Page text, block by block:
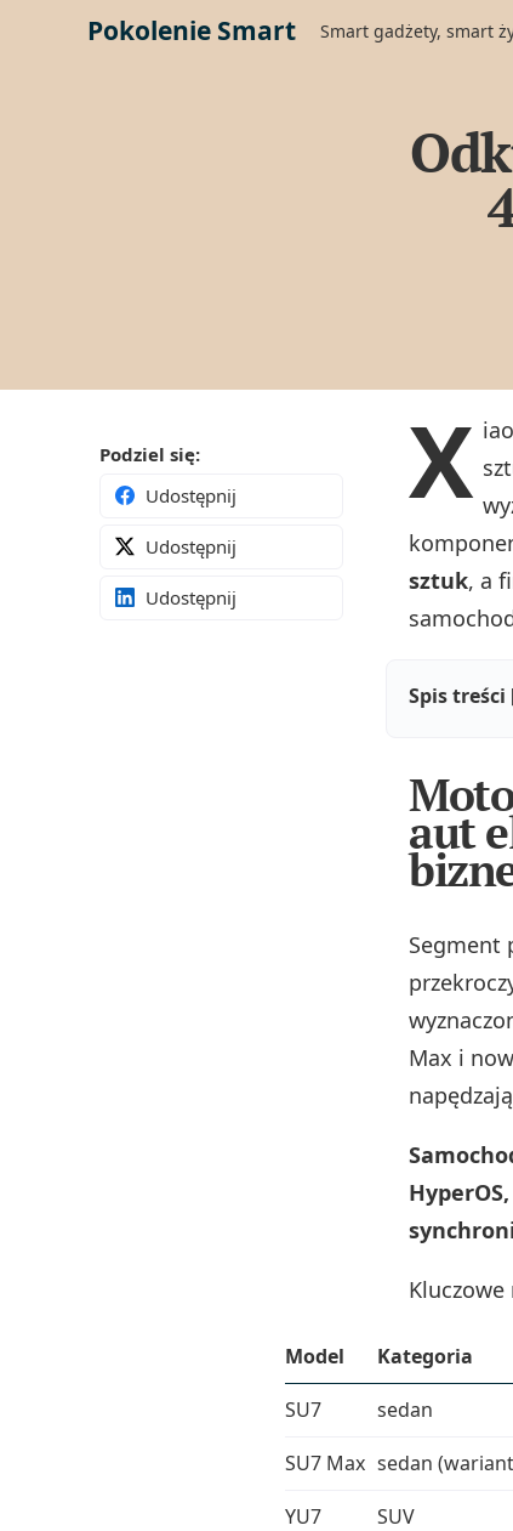
Pokolenie Smart Smart gadżety, smart
Podziel się:
Udostępnij
Udostępnij
Udostępnij
X
sztuk, a
Spis treści
aut
Segment
Max i
Model Kategoria
SU7
sedan
SU7 Max sedan
YU7
SUV